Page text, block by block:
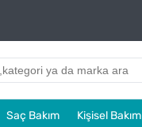
Saç Bakım Kişisel Bakım